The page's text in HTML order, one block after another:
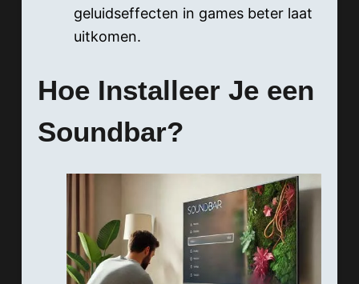
geluidseffecten in games beter laat
uitkomen.
Hoe Installeer Je een
Soundbar?